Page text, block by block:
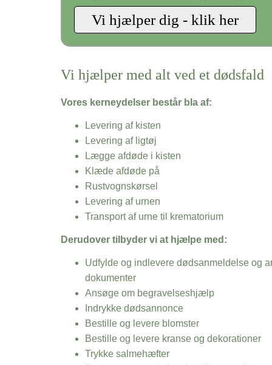
Vi hjælper med alt ved et dødsfald
Vores kerneydelser består bla af:
Levering af kisten
Levering af ligtøj
Lægge afdøde i kisten
Klæde afdøde på
Rustvognskørsel
Levering af urnen
Transport af urne til krematorium
Derudover tilbyder vi at hjælpe med:
Udfylde og indlevere dødsanmeldelse og
dokumenter
Ansøge om begravelseshjælp
Indrykke dødsannonce
Bestille og levere blomster
Bestille og levere kranse og dekorationer
Trykke salmehæfter